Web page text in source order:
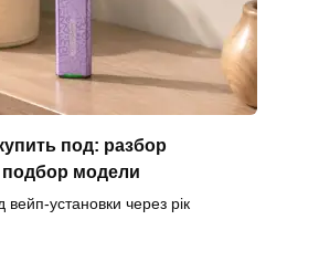
под: разбор
модели
вейп-установки через рік